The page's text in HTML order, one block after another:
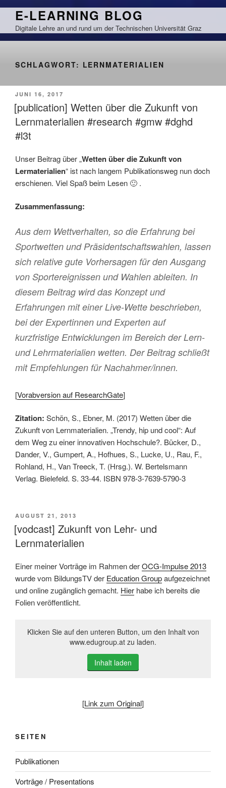
Zum
springen
E-LEARNING BLOG
Digitale Lehre an und rund um der Technischen Universität Graz
SCHLAGWORT: LERNMATERIALIEN
VERÖFFENTLICHT
AM
JUNI 16, 2017
[publication] Wetten über die Zukunft von
Lernmaterialien #research #gmw #dghd
#l3t
Unser Beitrag über „Wetten über die Zukunft von
Lermaterialien“ ist nach langem Publikationsweg nun doch
erschienen. Viel Spaß beim Lesen 🙂 .
Zusammenfassung:
Aus dem Wettverhalten, so die Erfahrung bei
Sportwetten und Präsidentschaftswahlen, lassen
sich relative gute Vorhersagen für den Ausgang
von Sportereignissen und Wahlen ableiten. In
diesem Beitrag wird das Konzept und
Erfahrungen mit einer Live-Wette beschrieben,
bei der Expertinnen und Experten auf
kurzfristige Entwicklungen im Bereich der Lern-
und Lehrmaterialien wetten. Der Beitrag schließt
mit Empfehlungen für Nachahmer/innen.
[Vorabversion auf ResearchGate]
Zitation: Schön, S., Ebner, M. (2017) Wetten über die
Zukunft von Lernmaterialien. „Trendy, hip und cool“: Auf
dem Weg zu einer innovativen Hochschule?. Bücker, D.,
Dander, V., Gumpert, A., Hofhues, S., Lucke, U., Rau, F.,
Rohland, H., Van Treeck, T. (Hrsg.). W. Bertelsmann
Verlag. Bielefeld. S. 33-44. ISBN 978-3-7639-5790-3
VERÖFFENTLICHT
AM
AUGUST 21, 2013
[vodcast] Zukunft von Lehr- und
Lernmaterialien
Einer meiner Vorträge im Rahmen derOCG-Impulse 2013
wurde vom BildungsTV der Education Groupaufgezeichnet
und online zugänglich gemacht. Hier habe ich bereits die
Folien veröffentlicht.
Klicken Sie auf den unteren Button, um den Inhalt von
www.edugroup.at zu laden.
Inhalt laden
[Link zum Original]
SEITEN
Publikationen
Vorträge / Presentations